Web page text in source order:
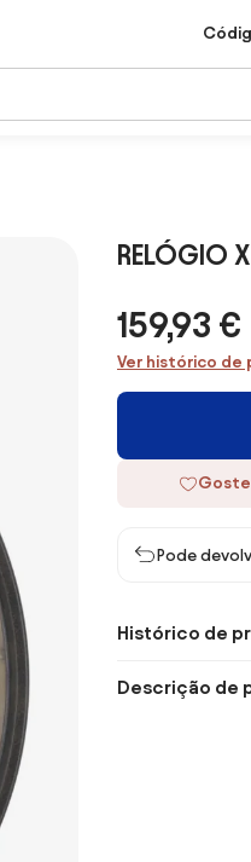
RELÓGIO
159,93 €
Ver histórico de
Pode
Histórico de
Descrição de